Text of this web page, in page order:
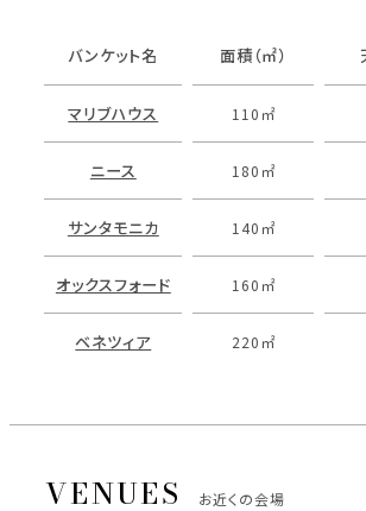
バンケット名 面積（㎡）
マリブハウス 110㎡
ニース 180㎡
サンタモニカ 140㎡
オックスフォード 160㎡
ベネツィア 220㎡
お近くの会場